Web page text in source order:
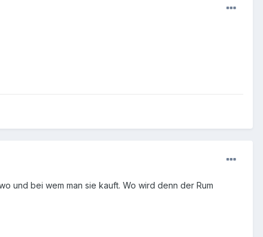
und bei wem man sie kauft. Wo wird denn der Rum